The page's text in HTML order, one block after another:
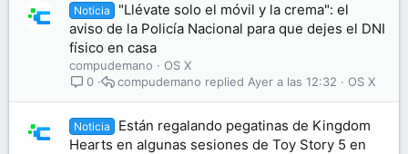
Noticia
"Llévate solo el móvil y la crema": el
aviso de la Policía Nacional para que dejes el DNI
físico en casa
compudemano
OS X
0
OS X
Ayer a las 12:32
compudemano
Noticia
Están regalando pegatinas de Kingdom
Hearts en algunas sesiones de Toy Story 5 en